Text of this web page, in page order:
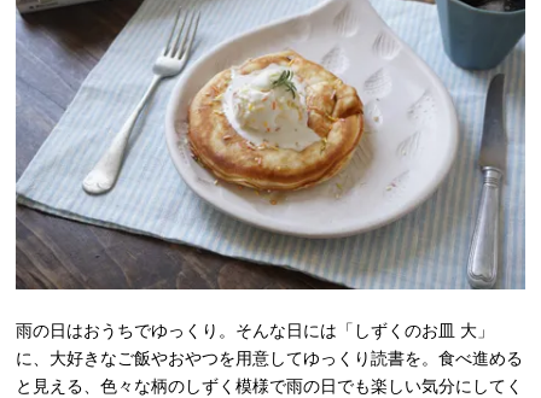
雨の日はおうちでゆっくり。そんな日には「しずくのお皿 大」
に、大好きなご飯やおやつを用意してゆっくり読書を。食べ進める
と見える、色々な柄のしずく模様で雨の日でも楽しい気分にしてく